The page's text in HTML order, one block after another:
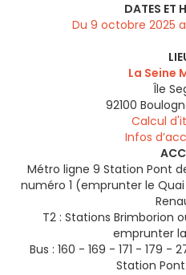
DATES ET
Du 9 octobre 2025
La Seine
Île
92100
Calcul
Infos
Métro ligne 9 Station Pont
numéro 1 (emprunter le
T2 : Stations Brimborion
emprunter
Bus : 160 - 169 - 171 - 179
Station